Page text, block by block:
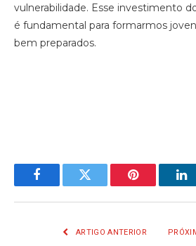
vulnerabilidade. Esse investimento
é fundamental para formarmos
bem preparados.
FacebookTwitter Pinterest
ARTIGO ANTERIOR